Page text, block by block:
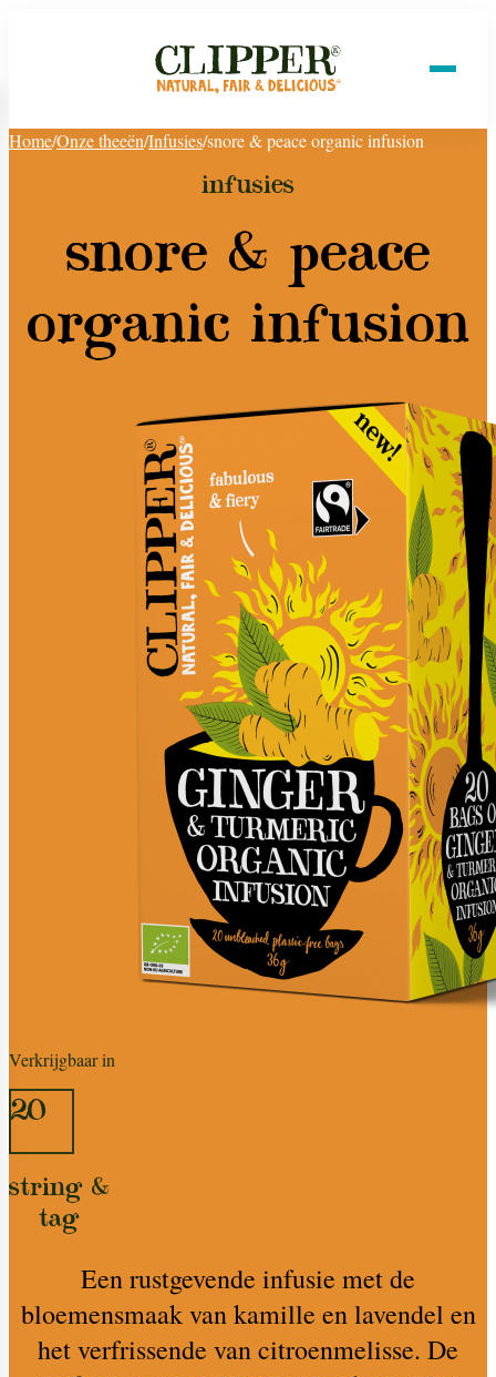
Home/Onze theeën/Infusies/snore & peace organic infusion
infusies
snore & peace
organic infusion
Verkrijgbaar in
20
string &
tag
Een rustgevende infusie met de
bloemensmaak van kamille en lavendel en
het verfrissende van citroenmelisse. De